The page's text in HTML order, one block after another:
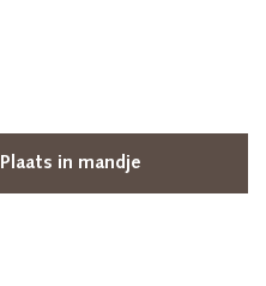
Plaats in mandje